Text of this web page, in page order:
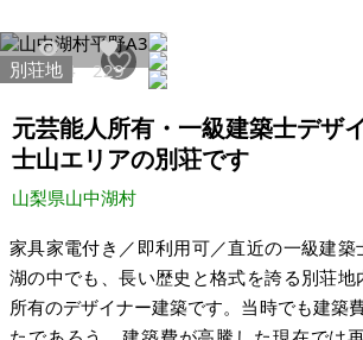
ーまで10分位ですので、東京方面、浜松方
に非常便利で良い場所です。子育て中の方
のところにあります。近隣の方も優しい方
っても文句ひとつ言いません
28364 229
別荘地
元芸能人所有・一級建築士デザ
士山エリアの別荘です
山梨県山中湖村
家具家電付き／即利用可／直近の一級建築
湖の中でも、長い歴史と格式を誇る別荘地
所有のデザイナー建築です。当時でも建築